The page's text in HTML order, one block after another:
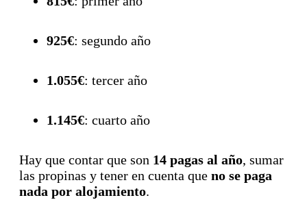
925€: segundo año
1.055€: tercer año
1.145€: cuarto año
Hay que contar que son 14 pagas al año, sumar
las propinas y tener en cuenta que no se paga
nada por alojamiento.